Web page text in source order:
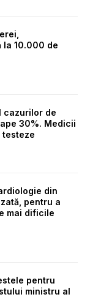
la 10.000 de
cazurilor de
30%. Medicii
testeze
din
pentru a
mai dificile
pentru
ministru al